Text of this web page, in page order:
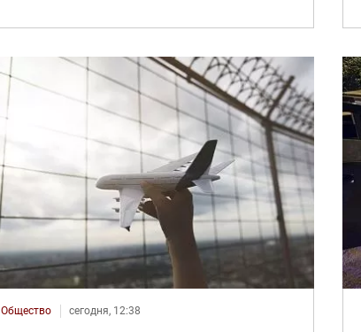
Общество сегодня, 12:38